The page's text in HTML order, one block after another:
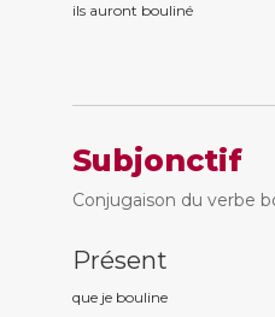
ils auront bouliné
Subjonctif
Conjugaison du verbe
Présent
que je bouline